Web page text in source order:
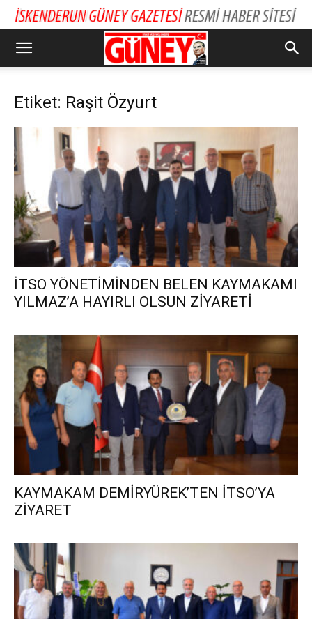
Etiket: Raşit Özyurt
İTSO YÖNETİMİNDEN BELEN KAYMAKAMI
YILMAZ’A HAYIRLI OLSUN ZİYARETİ
KAYMAKAM DEMİRYÜREK’TEN İTSO’YA
ZİYARET